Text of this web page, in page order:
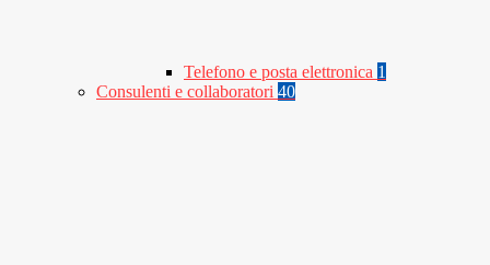
Telefono e posta elettronica 1
Consulenti e collaboratori 40